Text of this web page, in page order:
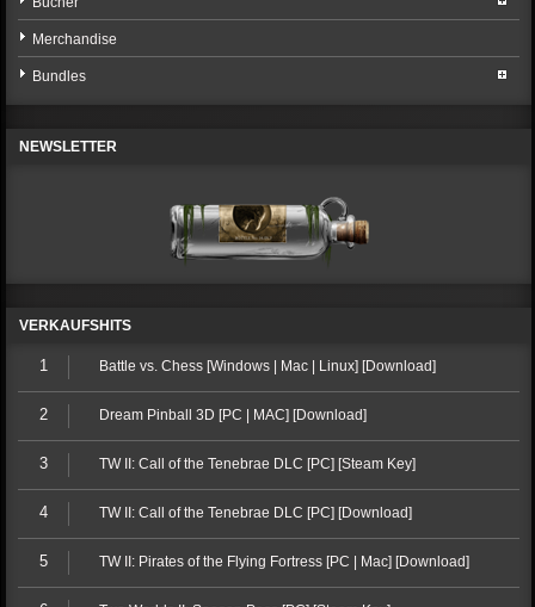
Merchandise
Bundles
NEWSLETTER
VERKAUFSHITS
1 Battle vs. Chess [Windows | Mac | Linux] [Download]
2 Dream Pinball 3D [PC | MAC] [Download]
3 TW II: Call of the Tenebrae DLC [PC] [Steam Key]
4 TW II: Call of the Tenebrae DLC [PC] [Download]
5 TW II: Pirates of the Flying Fortress [PC | Mac] [Download]